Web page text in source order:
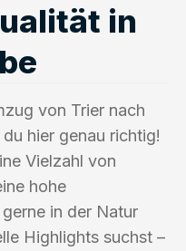
in
von Trier nach
hier genau richtig!
Vielzahl von
hohe
in der Natur
Highlights suchst –